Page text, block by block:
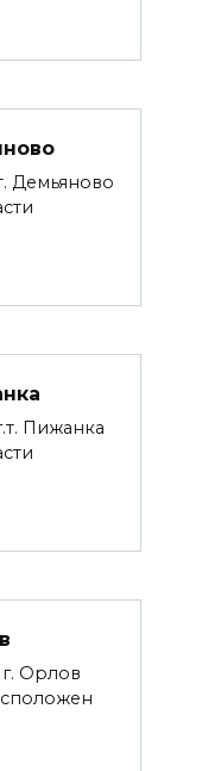
Демьяново
Пижанка
Орлов